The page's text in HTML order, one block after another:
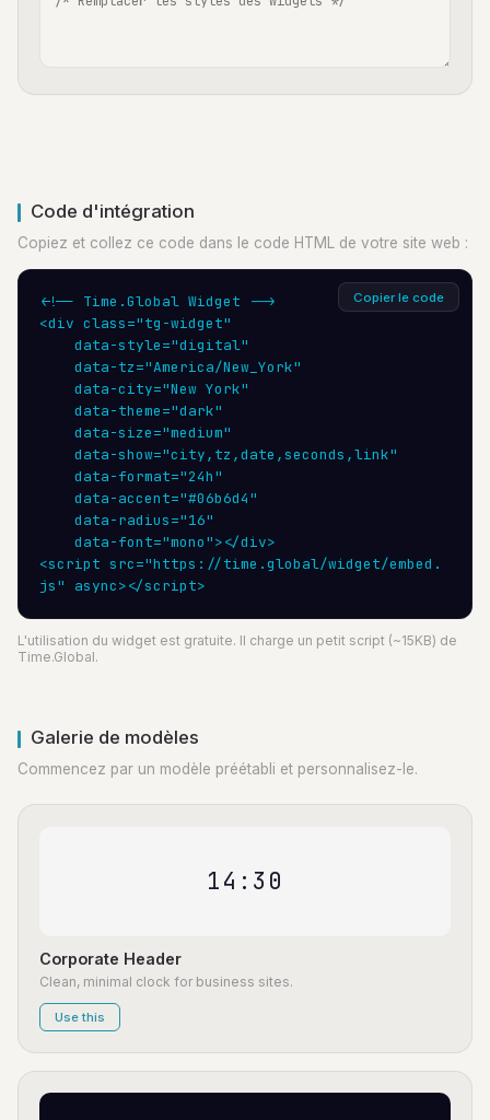
Code d'intégration
Copiez et collez ce code dans le code HTML de votre site web :
<!-- Time.Global Widget -->
<div class="tg-widget"
    data-style="digital"
    data-tz="America/New_York"
    data-city="New York"
    data-theme="dark"
    data-size="medium"
    data-show="city,tz,date,seconds,link"
    data-format="24h"
    data-accent="#06b6d4"
    data-radius="16"
    data-font="mono"></div>
<script src="https://time.global/widget/embed.
js" async></script>
Copier le code
L'utilisation du widget est gratuite. Il charge un petit script (~15KB) de
Time.Global.
Galerie de modèles
Commencez par un modèle préétabli et personnalisez-le.
14:30
Corporate Header
Clean, minimal clock for business sites.
Use this